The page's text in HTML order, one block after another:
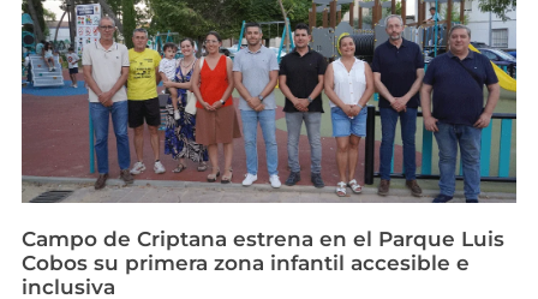
Campo de Criptana estrena en el Parque Luis
Cobos su primera zona infantil accesible e
inclusiva